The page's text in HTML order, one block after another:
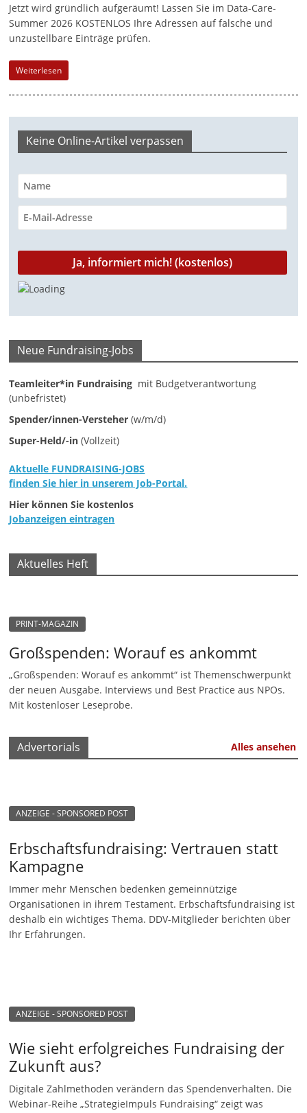
i
n
S
e
n
n
|
e
n
e
|
t
i
t
n
e
n
Jetzt wird gründlich aufgeräumt! Lassen Sie im Data-Care-
Summer 2026 KOSTENLOS Ihre Adressen auf falsche und
unzustellbare Einträge prüfen.
Weiterlesen
Keine Online-Artikel verpassen
Neue Fundraising-Jobs
Teamleiter*in Fundraising mit Budgetverantwortung
(unbefristet)
Spender/innen-Versteher (w/m/d)
Super-Held/-in (Vollzeit)
Aktuelle FUNDRAISING-JOBS
finden Sie hier in unserem Job-Portal.
Hier können Sie kostenlos
Jobanzeigen eintragen
Aktuelles Heft
PRINT-MAGAZIN
Großspenden: Worauf es ankommt
„Großspenden: Worauf es ankommt“ ist Themenschwerpunkt
der neuen Ausgabe. Interviews und Best Practice aus NPOs.
Mit kostenloser Leseprobe.
Advertorials Alles ansehen
ANZEIGE - SPONSORED POST
Erbschaftsfundraising: Vertrauen statt
Kampagne
Immer mehr Menschen bedenken gemeinnützige
Organisationen in ihrem Testament. Erbschaftsfundraising ist
deshalb ein wichtiges Thema. DDV-Mitglieder berichten über
Ihr Erfahrungen.
ANZEIGE - SPONSORED POST
Wie sieht erfolgreiches Fundraising der
Zukunft aus?
Digitale Zahlmethoden verändern das Spendenverhalten. Die
Webinar-Reihe „StrategieImpuls Fundraising“ zeigt was